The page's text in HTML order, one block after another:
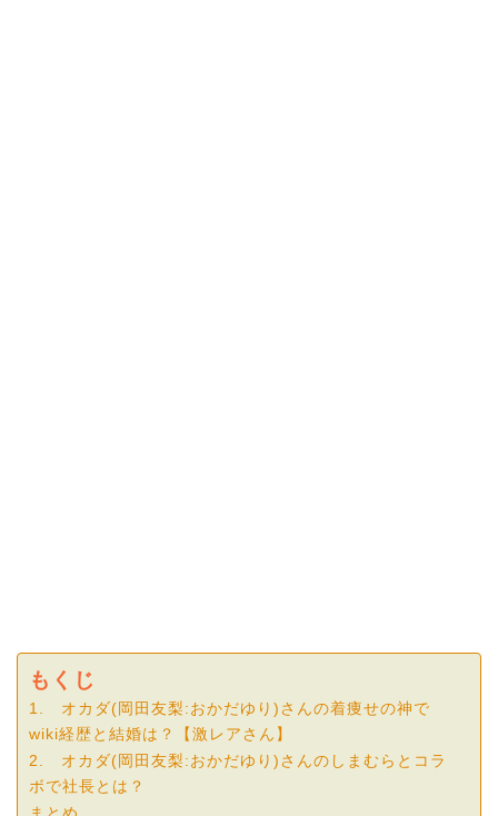
もくじ
1. オカダ(岡田友梨:おかだゆり)さんの着痩せの神で
wiki経歴と結婚は？【激レアさん】
2. オカダ(岡田友梨:おかだゆり)さんのしまむらとコラ
ボで社長とは？
まとめ